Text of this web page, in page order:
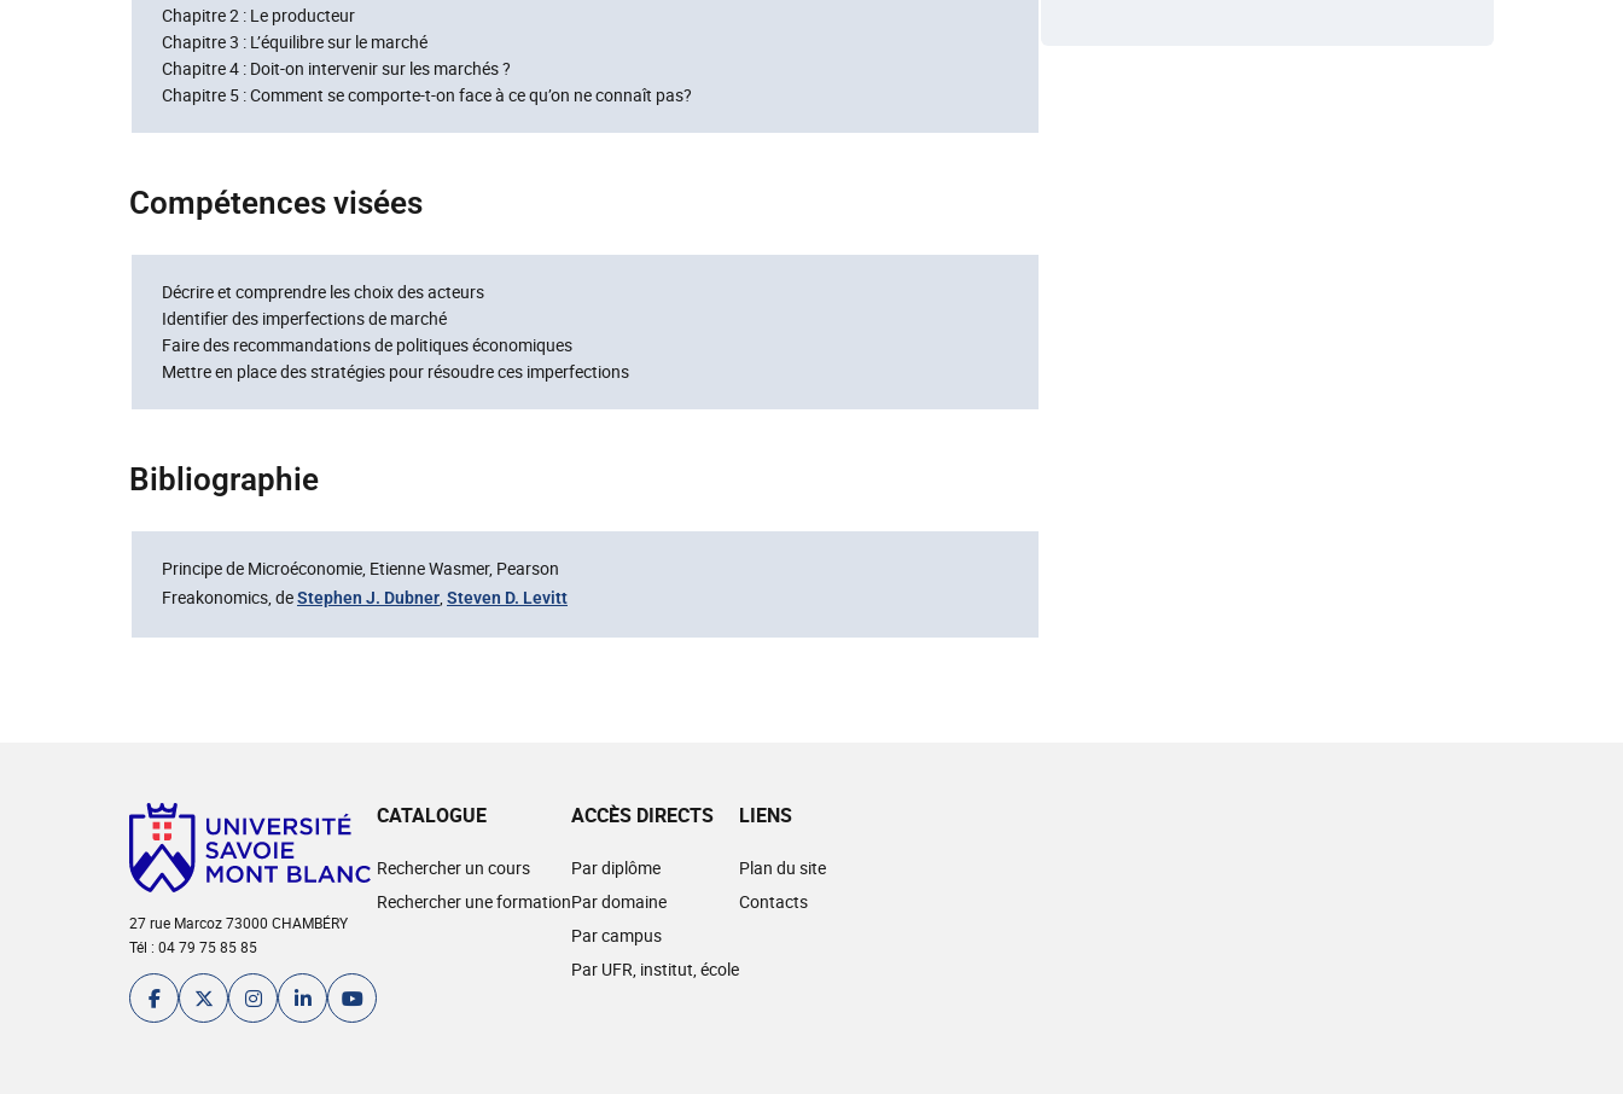
Chapitre 2 : Le producteur
Chapitre 3 : L’équilibre sur le marché
Chapitre 4 : Doit-on intervenir sur les marchés ?
Chapitre 5 : Comment se comporte-t-on face à ce qu’on ne connaît pas?
Compétences visées
Décrire et comprendre les choix des acteurs
Identifier des imperfections de marché
Faire des recommandations de politiques économiques
Mettre en place des stratégies pour résoudre ces imperfections
Bibliographie
Principe de Microéconomie, Etienne Wasmer, Pearson
Freakonomics, deStephen J. Dubner, Steven D. Levitt
27 rue Marcoz 73000 CHAMBÉRY
Tél : 04 79 75 85 85
CATALOGUE
Rechercher un cours
Rechercher une formation
ACCÈS DIRECTS
Par diplôme
Par domaine
Par campus
Par UFR, institut, école
LIENS
Plan du site
Contacts